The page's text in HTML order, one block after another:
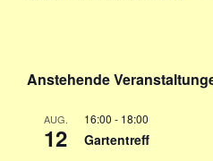
Anstehende
AUG.
12
16:00 - 18:00
Gartentreff